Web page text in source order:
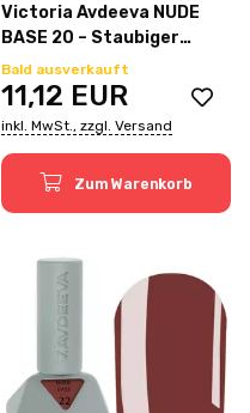
Victoria Avdeeva NUDE
BASE 20 – Staubiger
Lavendelton 12ml
Bald ausverkauft
11,12 EUR
inkl. MwSt., zzgl. Versand
Zum Warenkorb